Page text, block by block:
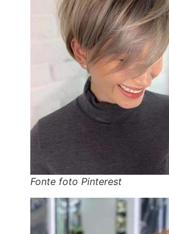
Fonte foto Pinterest